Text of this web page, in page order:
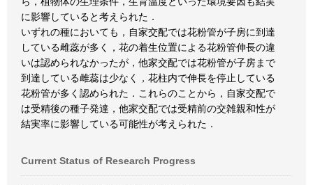
に影響していると考えられた．
いずれの種においても，自家交配では花粉管が子房に到達
している雌蕊が多く，花の着生位置による花粉管伸長の違
いは認められなかったが，他家交配では花粉管が子房まで
到達している雌蕊は少なく，花柱内で伸長を停止している
花粉管が多く認められた．これらのことから，自家交配で
は受精後の種子発達，他家交配では受精前の交雑親和性が
結実率に影響している可能性が考えられた．
Current Status of Research Progress